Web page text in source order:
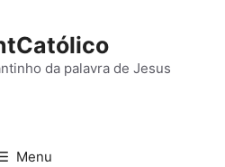
da palavra de Jesus
Menu